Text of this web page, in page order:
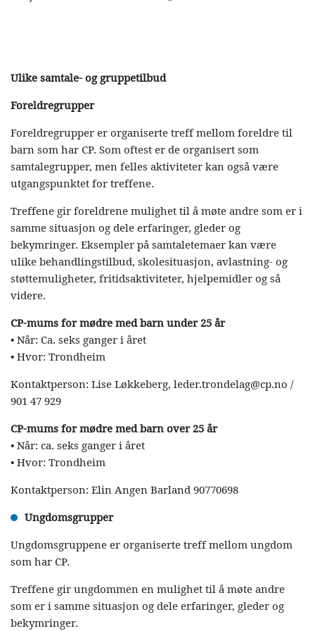
Ulike samtale- og gruppetilbud
Foreldregrupper
Foreldregrupper er organiserte treff mellom foreldre til
barn som har CP. Som oftest er de organisert som
samtalegrupper, men felles aktiviteter kan også være
utgangspunktet for treffene.
Treffene gir foreldrene mulighet til å møte andre som er i
samme situasjon og dele erfaringer, gleder og
bekymringer. Eksempler på samtaletemaer kan være
ulike behandlingstilbud, skolesituasjon, avlastning- og
støttemuligheter, fritidsaktiviteter, hjelpemidler og så
videre.
CP-mums for mødre med barn under 25 år
• Når: Ca. seks ganger i året
• Hvor: Trondheim
Kontaktperson: Lise Løkkeberg, leder.trondelag@cp.no /
901 47 929
CP-mums for mødre med barn over 25 år
• Når: ca. seks ganger i året
• Hvor: Trondheim
Kontaktperson: Elin Angen Barland 90770698
Ungdomsgrupper
Ungdomsgruppene er organiserte treff mellom ungdom
som har CP.
Treffene gir ungdommen en mulighet til å møte andre
som er i samme situasjon og dele erfaringer, gleder og
bekymringer.